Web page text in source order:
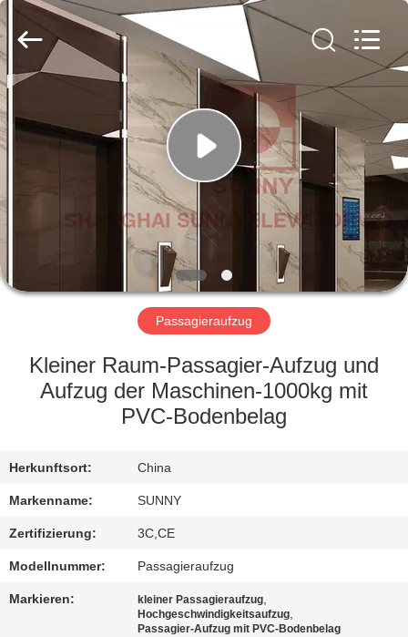
HAUS
PRODUKTE
VIDEOS
ÜBER
UNS
FABRIK-
AUSFLUG
TRETEN
SIE
MIT
UNS
SUNNY
ELEVATOR
CO.,LTD.
All
Rights
Reserved.
Passagieraufzug
Kleiner Raum-Passagier-Aufzug und
Aufzug der Maschinen-1000kg mit
PVC-Bodenbelag
Herkunftsort: China
Markenname: SUNNY
Zertifizierung: 3C,CE
Modellnummer: Passagieraufzug
Markieren: kleiner Passagieraufzug,
Hochgeschwindigkeitsaufzug,
Passagier-Aufzug mit PVC-Bodenbelag